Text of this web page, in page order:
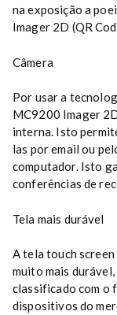
na exposição a
Imager 2D (QR
Câmera
Por usar a
MC9200 Imager
interna. Isto
las por email ou
computador. Isto
conferências de
Tela mais durável
A tela touch
muito mais
classificado com o
dispositivos do